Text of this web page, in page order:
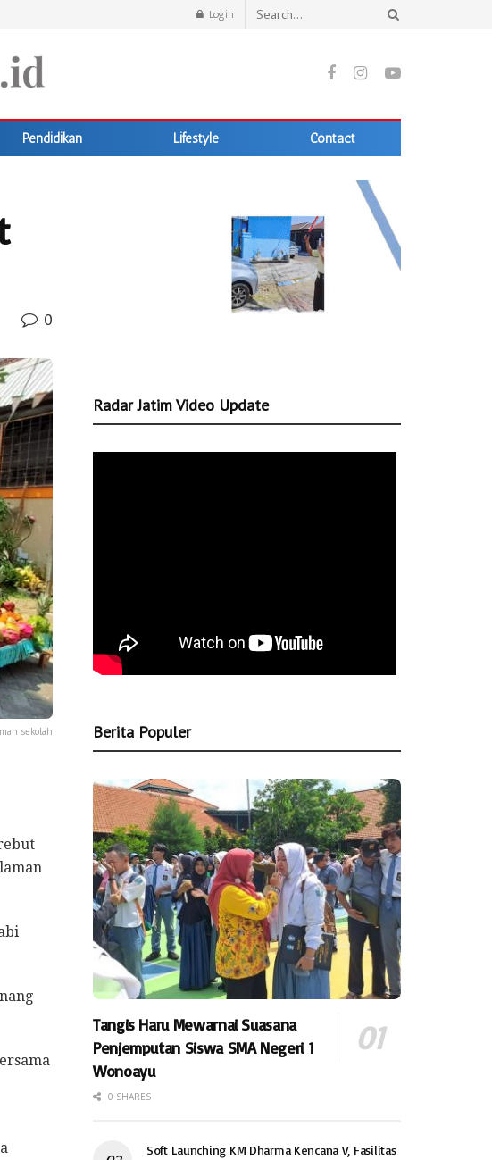
Login
Pendidikan Lifestyle Contact
0
sekolah
Radar Jatim Video Update
Berita Populer
Tangis Haru Mewarnai Suasana
Penjemputan Siswa SMA Negeri 1
Wonoayu
0 SHARES
Soft Launching KM Dharma Kencana V, Fasilitas